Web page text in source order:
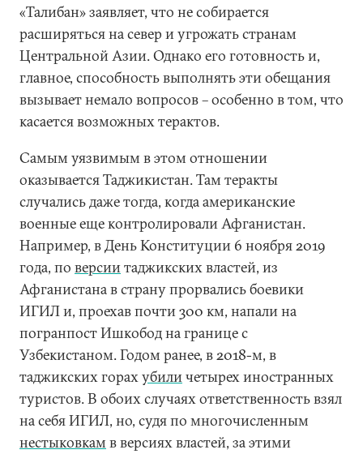
«Талибан» заявляет, что не собирается
расширяться на север и угрожать странам
Центральной Азии. Однако его готовность и,
главное, способность выполнять эти обещания
вызывает немало вопросов – особенно в том, что
касается возможных терактов.
Самым уязвимым в этом отношении
оказывается Таджикистан. Там теракты
случались даже тогда, когда американские
военные еще контролировали Афганистан.
Например, в День Конституции 6 ноября 2019
года, по версиитаджикских властей, из
Афганистана в страну прорвались боевики
ИГИЛ и, проехав почти 300 км, напали на
погранпост Ишкобод на границе с
Узбекистаном. Годом ранее, в 2018-м, в
таджикских горахубиличетырех иностранных
туристов. В обоих случаях ответственность взял
на себя ИГИЛ, но, судя по многочисленным
нестыковкам в версиях властей, за этими